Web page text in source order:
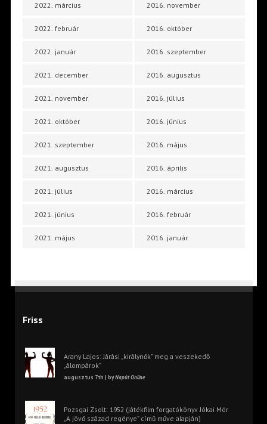
2022. március
2022. február
2022. január
2021. december
2021. november
2021. október
2021. szeptember
2021. augusztus
2021. július
2021. június
2021. május
2016. november
2016. október
2016. szeptember
2016. augusztus
2016. július
2016. június
2016. május
2016. április
2016. március
2016. február
2016. január
Friss
Arany Lajos: Járási „királynők” meg a veszekedő
„álompárok”
augusztus 7th | byNapút Online
Pozsgai Zsolt: 1952 (játékfilm forgatókönyv Jókai Mór
„A jövő század regénye” című műve alapján)